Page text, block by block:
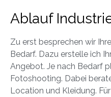
Ablauf
Zu erst besprechen wir
Bedarf. Dazu erstelle ich
Angebot. Je nach Bedarf
Fotoshooting. Dabei
Location und Kleidung.